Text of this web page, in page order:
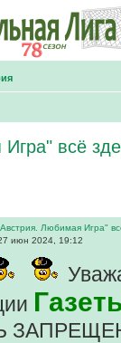
всё
Любимая Игра"
июн 2024, 19:12